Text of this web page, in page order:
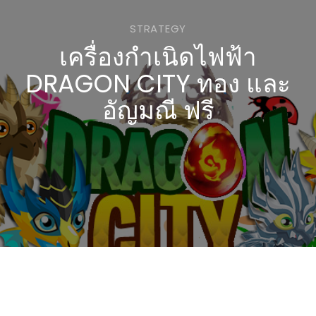
STRATEGY
เครื่องกำเนิดไฟฟ้า
DRAGON CITY ทอง และ
อัญมณี ฟรี